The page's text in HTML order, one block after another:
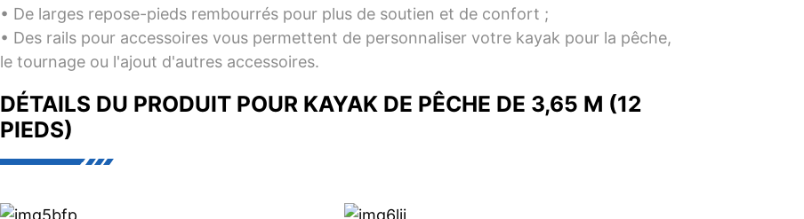
• De larges repose-pieds rembourrés pour plus de soutien et de confort ;
• Des rails pour accessoires vous permettent de personnaliser votre kayak pour la pêche,
le tournage ou l'ajout d'autres accessoires.
DÉTAILS DU PRODUIT POUR KAYAK DE PÊCHE DE 3,65 M (12
PIEDS)